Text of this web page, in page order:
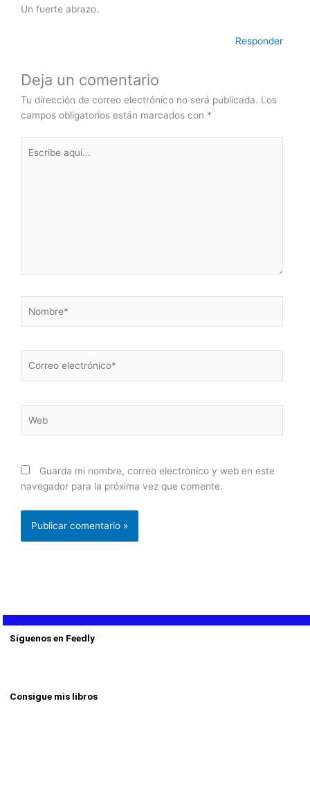
Un fuerte abrazo.
Responder
Deja un comentario
Tu dirección de correo electrónico no será publicada. Los
campos obligatorios están marcados con *
aquí...
electrónico*
Guarda mi nombre, correo electrónico y web en este
navegador para la próxima vez que comente.
Síguenos en Feedly
Consigue mis libros